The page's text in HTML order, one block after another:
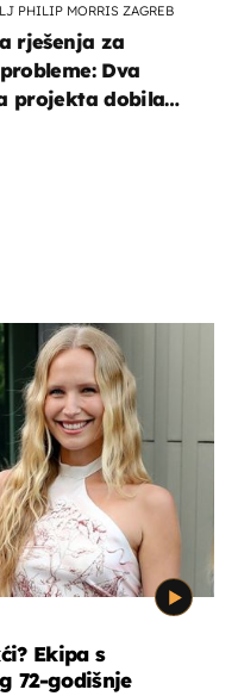
PHILIP MORRIS ZAGREB
rješenja za
Dva
projekta dobila
Ekipa s
72-godišnje